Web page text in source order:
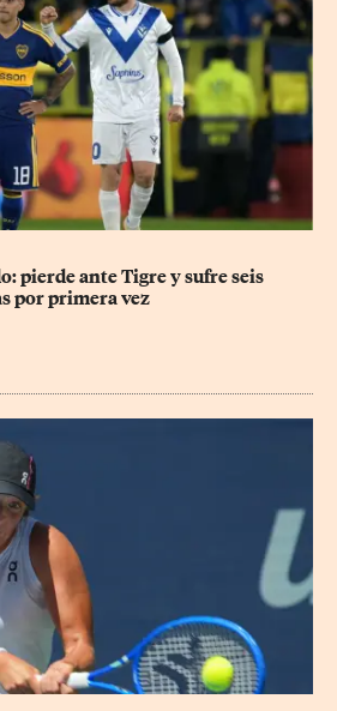
pierde ante Tigre y sufre seis
por primera vez